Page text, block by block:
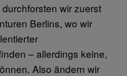
wir zuerst
Berlins, wo wir
– allerdings keine,
Also ändern wir